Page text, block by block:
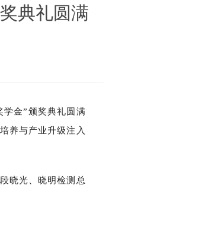
典礼圆满
学金”颁奖典礼圆满
养与产业升级注入
晓光、晓明检测总